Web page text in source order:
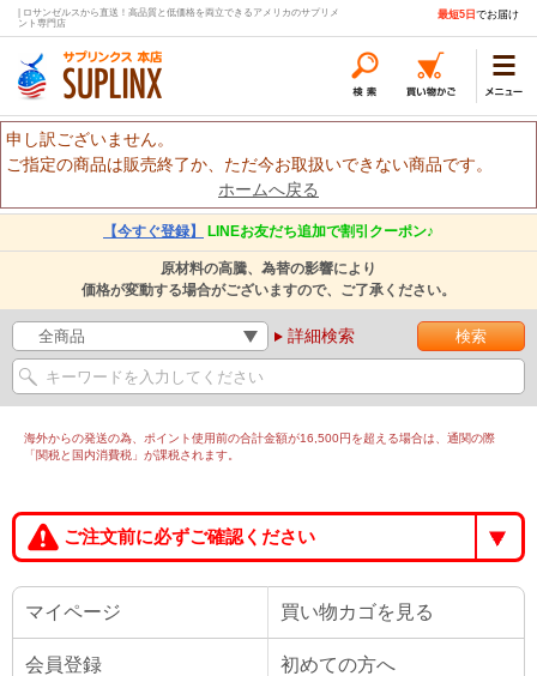
| ロサンゼルスから直送！高品質と低価格を両立できるアメリカのサプリメ
ント専門店
最短5日 でお届け
申し訳ございません。
ご指定の商品は販売終了か、ただ今お取扱いできない商品です。
ホームへ戻る
【今すぐ登録】 LINEお友だち追加で割引クーポン♪
原材料の高騰、為替の影響により
価格が変動する場合がございますので、ご了承ください。
詳細検索
海外からの発送の為、ポイント使用前の合計金額が16,500円を超える場合は、通関の際
「関税と国内消費税」が課税されます。
ご注文前に必ずご確認ください
マイページ 買い物カゴを見る
会員登録 初めての方へ